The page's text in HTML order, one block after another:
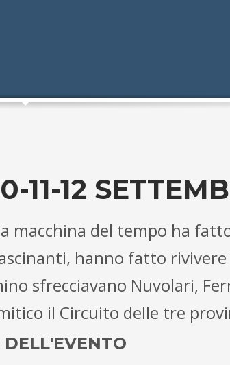
11-12
macchina del tempo ha
hanno fatto rivivere
sfrecciavano Nuvolari,
il Circuito delle tre
DELL'EVENTO